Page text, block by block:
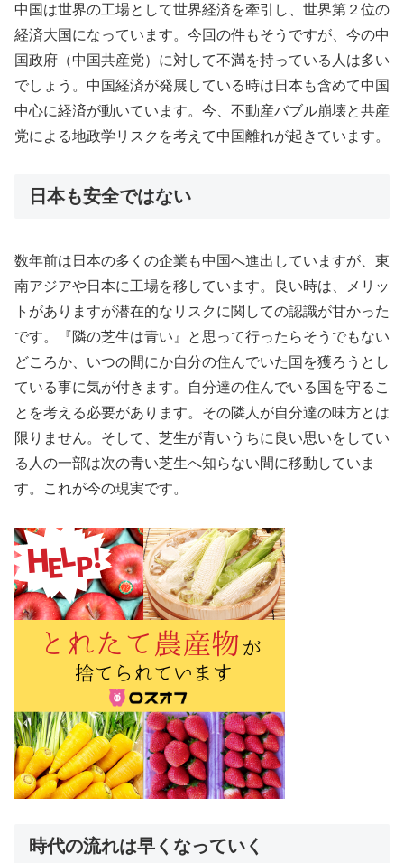
中国は世界の工場として世界経済を牽引し、世界第２位の
経済大国になっています。今回の件もそうですが、今の中
国政府（中国共産党）に対して不満を持っている人は多い
でしょう。中国経済が発展している時は日本も含めて中国
中心に経済が動いています。今、不動産バブル崩壊と共産
党による地政学リスクを考えて中国離れが起きています。
日本も安全ではない
数年前は日本の多くの企業も中国へ進出していますが、東
南アジアや日本に工場を移しています。良い時は、メリッ
トがありますが潜在的なリスクに関しての認識が甘かった
です。『隣の芝生は青い』と思って行ったらそうでもない
どころか、いつの間にか自分の住んでいた国を獲ろうとし
ている事に気が付きます。自分達の住んでいる国を守るこ
とを考える必要があります。その隣人が自分達の味方とは
限りません。そして、芝生が青いうちに良い思いをしてい
る人の一部は次の青い芝生へ知らない間に移動していま
す。これが今の現実です。
時代の流れは早くなっていく